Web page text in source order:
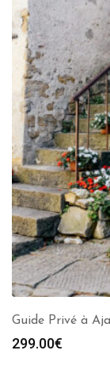
Guide Privé à
299.00€